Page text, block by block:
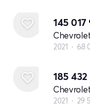
145
2021 68
185 432
2021 29